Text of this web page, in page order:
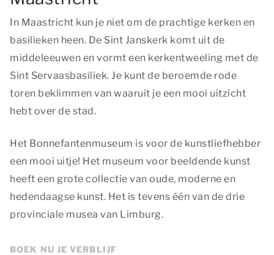
In Maastricht kun je niet om de prachtige kerken en
basilieken heen. De Sint Janskerk komt uit de
middeleeuwen en vormt een kerkentweeling met de
Sint Servaasbasiliek. Je kunt de beroemde rode
toren beklimmen van waaruit je een mooi uitzicht
hebt over de stad.
Het Bonnefantenmuseum is voor de kunstliefhebber
een mooi uitje! Het museum voor beeldende kunst
heeft een grote collectie van oude, moderne en
hedendaagse kunst. Het is tevens één van de drie
provinciale musea van Limburg.
BOEK NU JE VERBLIJF